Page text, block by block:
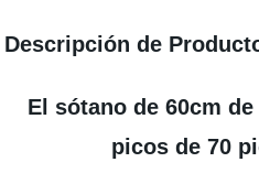
Descripción de
El sótano de 60cm
picos de 70